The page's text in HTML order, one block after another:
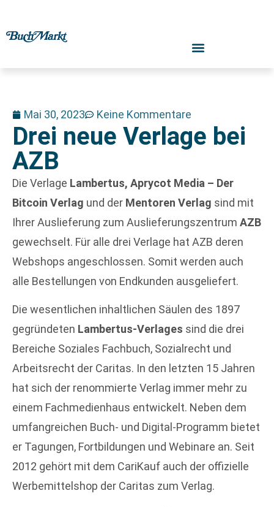
Mai 30, 2023 Keine Kommentare
Drei neue Verlage bei
AZB
Die Verlage Lambertus, Aprycot Media – Der
Bitcoin Verlag und der Mentoren Verlag sind mit
Ihrer Auslieferung zum Auslieferungszentrum AZB
gewechselt. Für alle drei Verlage hat AZB deren
Webshops angeschlossen. Somit werden auch
alle Bestellungen von Endkunden ausgeliefert.
Die wesentlichen inhaltlichen Säulen des 1897
gegründeten Lambertus-Verlages sind die drei
Bereiche Soziales Fachbuch, Sozialrecht und
Arbeitsrecht der Caritas. In den letzten 15 Jahren
hat sich der renommierte Verlag immer mehr zu
einem Fachmedienhaus entwickelt. Neben dem
umfangreichen Buch- und Digital-Programm bietet
er Tagungen, Fortbildungen und Webinare an. Seit
2012 gehört mit dem CariKauf auch der offizielle
Werbemittelshop der Caritas zum Verlag.